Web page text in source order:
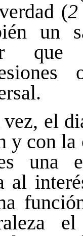
(2
un
el
y con la
una
al